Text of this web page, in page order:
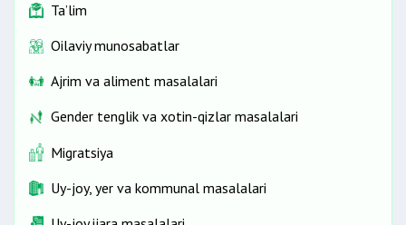
Ta’lim
Oilaviy munosabatlar
Ajrim va aliment masalalari
Gender tenglik va xotin-qizlar masalalari
Migratsiya
Uy-joy, yer va kommunal masalalari